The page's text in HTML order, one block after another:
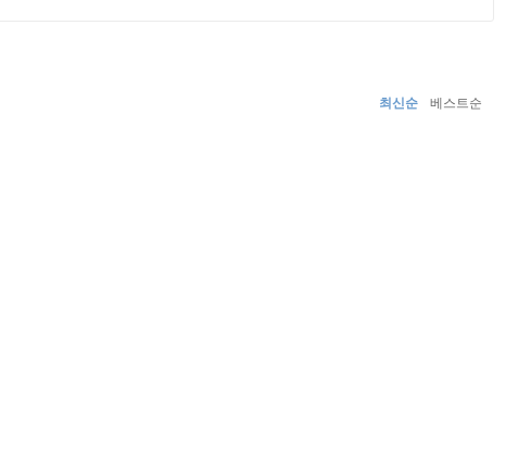
최신순 베스트순